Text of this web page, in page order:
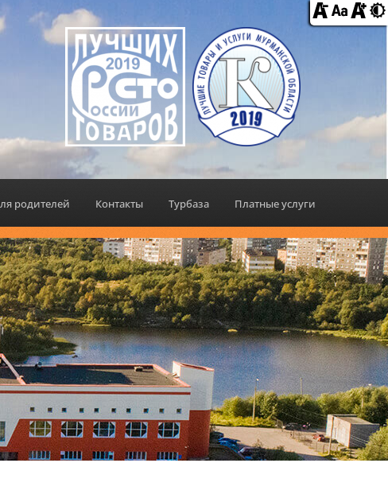
родителей Контакты Турбаза Платные услуги